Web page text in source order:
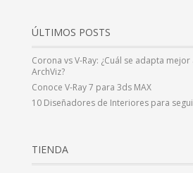
ÚLTIMOS POSTS
Corona vs V-Ray: ¿Cuál se adapta
ArchViz?
Conoce V-Ray 7 para 3ds MAX
10 Diseñadores de Interiores para
TIENDA